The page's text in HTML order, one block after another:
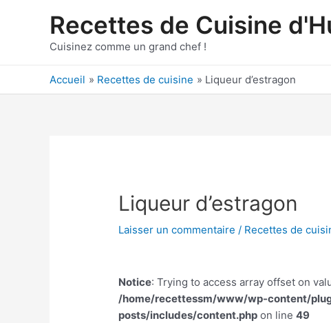
Recettes de Cuisine
Cuisinez comme un grand chef !
Accueil Recettes de cuisine Liqueur d’estragon
Liqueur d’estragon
Laisser un commentaire / Recettes de
Notice: Trying to access array offset on
/home/recettessm/www/wp-content/
posts/includes/content.php on line49